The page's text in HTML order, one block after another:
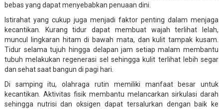
bebas yang dapat menyebabkan penuaan dini.
Istirahat yang cukup juga menjadi faktor penting dalam menjaga
kecantikan. Kurang tidur dapat membuat wajah terlihat lelah,
muncul lingkaran hitam di bawah mata, dan kulit tampak kusam.
Tidur selama tujuh hingga delapan jam setiap malam membantu
tubuh melakukan regenerasi sel sehingga kulit terlihat lebih segar
dan sehat saat bangun di pagi hari.
Di samping itu, olahraga rutin memiliki manfaat besar untuk
kecantikan. Aktivitas fisik membantu melancarkan sirkulasi darah
sehingga nutrisi dan oksigen dapat tersalurkan dengan baik ke